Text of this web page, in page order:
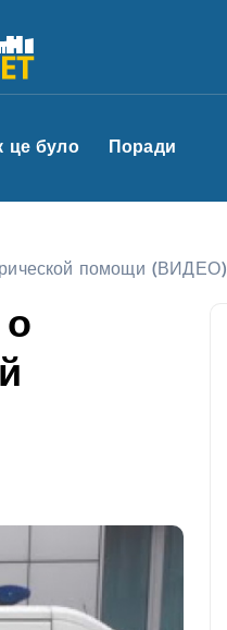
це було Поради
помощи (ВИДЕО)